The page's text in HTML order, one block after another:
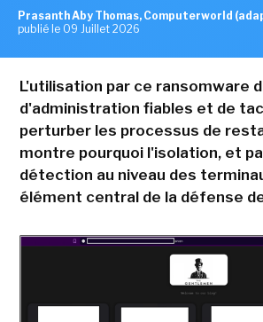
Prasanth Aby Thomas, Computerworld
publié le 09 Juillet 2026
L'utilisation par ce ransomware
d'administration fiables et de
perturber les processus de
montre pourquoi l'isolation, et
détection au niveau des
élément central de la défense